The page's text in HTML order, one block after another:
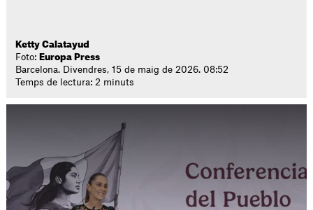
Ketty Calatayud
Foto: Europa Press
Barcelona. Divendres, 15 de maig de 2026. 08:52
Temps de lectura: 2 minuts